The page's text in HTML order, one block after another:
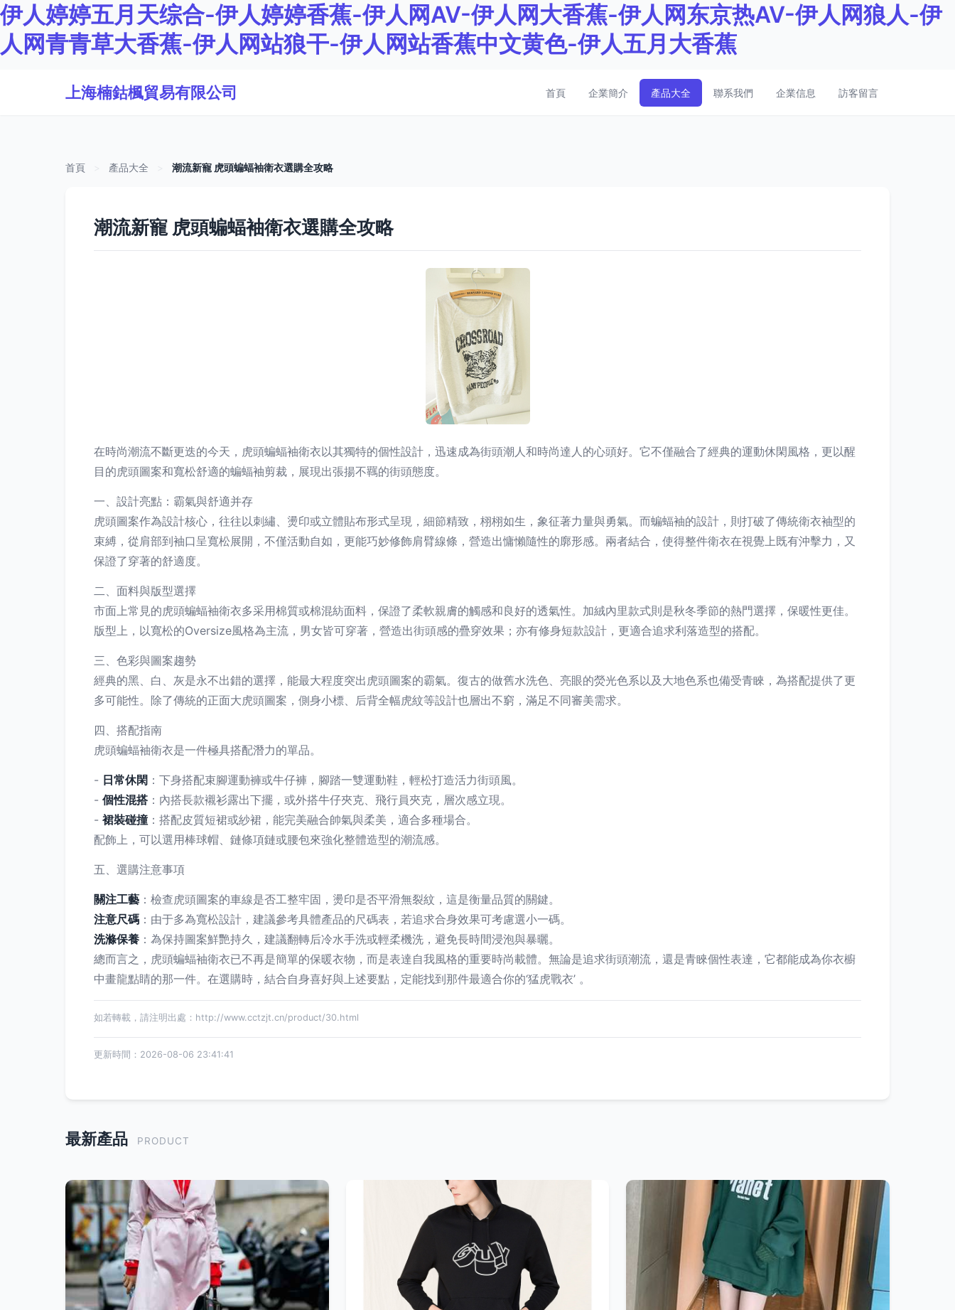
伊人婷婷五月天综合-伊人婷婷香蕉-伊人网AV-伊人网大香蕉-伊人网东京热AV-伊人网狼人-伊
人网青青草大香蕉-伊人网站狼干-伊人网站香蕉中文黄色-伊人五月大香蕉
上海楠鈷楓貿易有限公司 首頁 企業簡介 產品大全 聯系我們 企業信息 訪客留言
首頁 產品大全 潮流新寵 虎頭蝙蝠袖衛衣選購全攻略
潮流新寵 虎頭蝙蝠袖衛衣選購全攻略
在時尚潮流不斷更迭的今天，虎頭蝙蝠袖衛衣以其獨特的個性設計，迅速成為街頭潮人和時尚達人的心頭好。它不僅融合了經典的運動休閑風格，更以醒
目的虎頭圖案和寬松舒適的蝙蝠袖剪裁，展現出張揚不羈的街頭態度。
一、設計亮點：霸氣與舒適并存
虎頭圖案作為設計核心，往往以刺繡、燙印或立體貼布形式呈現，細節精致，栩栩如生，象征著力量與勇氣。而蝙蝠袖的設計，則打破了傳統衛衣袖型的
束縛，從肩部到袖口呈寬松展開，不僅活動自如，更能巧妙修飾肩臂線條，營造出慵懶隨性的廓形感。兩者結合，使得整件衛衣在視覺上既有沖擊力，又
保證了穿著的舒適度。
二、面料與版型選擇
市面上常見的虎頭蝙蝠袖衛衣多采用棉質或棉混紡面料，保證了柔軟親膚的觸感和良好的透氣性。加絨內里款式則是秋冬季節的熱門選擇，保暖性更佳。
版型上，以寬松的Oversize風格為主流，男女皆可穿著，營造出街頭感的疊穿效果；亦有修身短款設計，更適合追求利落造型的搭配。
三、色彩與圖案趨勢
經典的黑、白、灰是永不出錯的選擇，能最大程度突出虎頭圖案的霸氣。復古的做舊水洗色、亮眼的熒光色系以及大地色系也備受青睞，為搭配提供了更
多可能性。除了傳統的正面大虎頭圖案，側身小標、后背全幅虎紋等設計也層出不窮，滿足不同審美需求。
四、搭配指南
虎頭蝙蝠袖衛衣是一件極具搭配潛力的單品。
- 日常休閑 ：下身搭配束腳運動褲或牛仔褲，腳踏一雙運動鞋，輕松打造活力街頭風。
- 個性混搭 ：內搭長款襯衫露出下擺，或外搭牛仔夾克、飛行員夾克，層次感立現。
- 裙裝碰撞 ：搭配皮質短裙或紗裙，能完美融合帥氣與柔美，適合多種場合。
配飾上，可以選用棒球帽、鏈條項鏈或腰包來強化整體造型的潮流感。
五、選購注意事項
關注工藝 ：檢查虎頭圖案的車線是否工整牢固，燙印是否平滑無裂紋，這是衡量品質的關鍵。
注意尺碼 ：由于多為寬松設計，建議參考具體產品的尺碼表，若追求合身效果可考慮選小一碼。
洗滌保養 ：為保持圖案鮮艷持久，建議翻轉后冷水手洗或輕柔機洗，避免長時間浸泡與暴曬。
總而言之，虎頭蝙蝠袖衛衣已不再是簡單的保暖衣物，而是表達自我風格的重要時尚載體。無論是追求街頭潮流，還是青睞個性表達，它都能成為你衣櫥
中畫龍點睛的那一件。在選購時，結合自身喜好與上述要點，定能找到那件最適合你的‘猛虎戰衣’ 。
如若轉載，請注明出處：http://www.cctzjt.cn/product/30.html
更新時間：2026-08-06 23:41:41
最新產品 PRODUCT